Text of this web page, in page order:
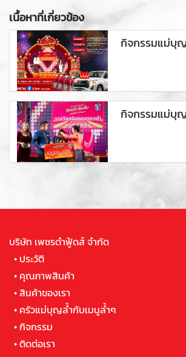
เนื้อหาที่เกี่ยวข้อง
กิจกรรมแม่บุ
กิจกรรมแม่บุ
บริษัท เพชรดำฟู้ดส์ จำกัด
• ประวัติ
• คุณภาพสินค้า
•สินค้าของเรา
• ครัวแม่บุญล้ำกับเมนูล้ำๆ
•กิจกรรม
•ติดต่อเรา